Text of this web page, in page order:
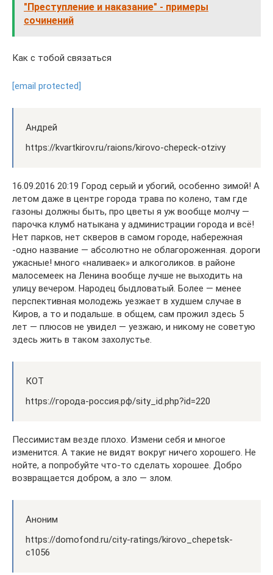
"Преступление и наказание" - примеры
сочинений
Как с тобой связаться
[email protected]
Андрей
https://kvartkirov.ru/raions/kirovo-chepeck-otzivy
16.09.2016 20:19 Город серый и убогий, особенно зимой! А
летом даже в центре города трава по колено, там где
газоны должны быть, про цветы я уж вообще молчу —
парочка клумб натыкана у администрации города и всё!
Нет парков, нет скверов в самом городе, набережная
-одно название — абсолютно не облагороженная. дороги
ужасные! много «наливаек» и алкоголиков. в районе
малосемеек на Ленина вообще лучше не выходить на
улицу вечером. Народец быдловатый. Более — менее
перспективная молодежь уезжает в худшем случае в
Киров, а то и подальше. в общем, сам прожил здесь 5
лет — плюсов не увидел — уезжаю, и никому не советую
здесь жить в таком захолустье.
КОТ
https://города-россия.рф/sity_id.php?id=220
Пессимистам везде плохо. Измени себя и многое
изменится. А такие не видят вокруг ничего хорошего. Не
нойте, а попробуйте что-то сделать хорошее. Добро
возвращается добром, а зло — злом.
Аноним
https://domofond.ru/city-ratings/kirovo_chepetsk-
c1056